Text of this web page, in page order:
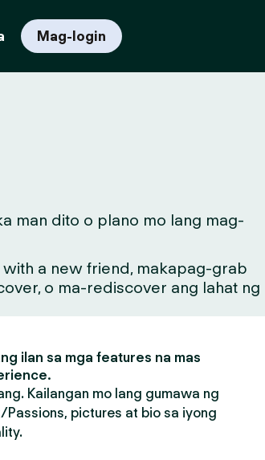
Mag-login
man dito o plano mo lang mag-
a new friend, makapag-grab
o ma-rediscover ang lahat ng
ilan sa mga features na mas
Kailangan mo lang gumawa ng
pictures at bio sa iyong